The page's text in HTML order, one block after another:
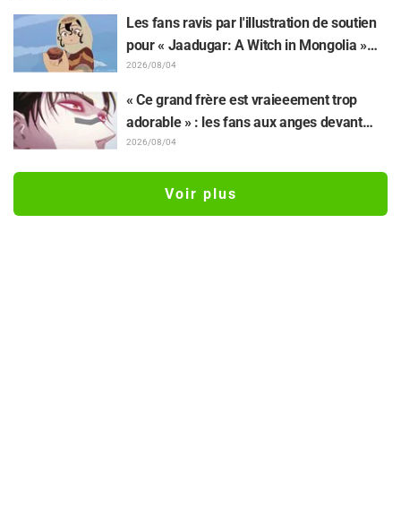
superbe dessin de Hidenori Matsubara
représentant les trois filles de « Neon
Genesis Evangelion » en combinaison
Les fans ravis par l'illustration de soutien
pour « Jaadugar: A Witch in Mongolia »
dessinée par l'auteur de « Yowamushi
Pedal » : « Voilà ce qui se passe quand la
personne avec le style le plus différent
2026/08/04
« Ce grand frère est vraieeement trop
adorable » : les fans aux anges devant
Choso se rapprochant de Yūji Itadori sur
l'anime « JUJUTSU KAISEN »
2026/08/04
Voir plus